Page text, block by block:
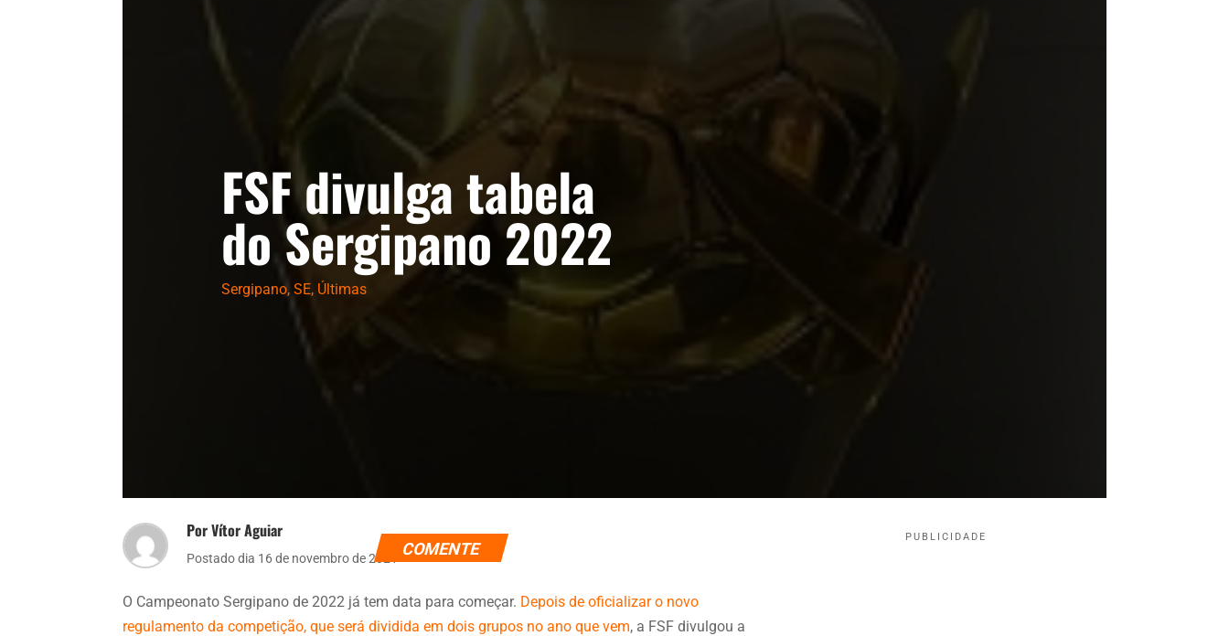
FSF divulga tabela
do Sergipano 2022
Sergipano, SE, Últimas
Por Vítor Aguiar
Postado dia 16 de novembro de 2021 COMENTE
O Campeonato Sergipano de 2022 já tem data para começar. Depois de oficializar o novo
regulamento da competição, que será dividida em dois grupos no ano que vem, a FSF divulgou a
PUBLICIDADE